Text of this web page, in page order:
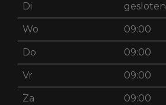
Di gesloten
Wo 09:00
Do 09:00
Vr 09:00
Za 09:00